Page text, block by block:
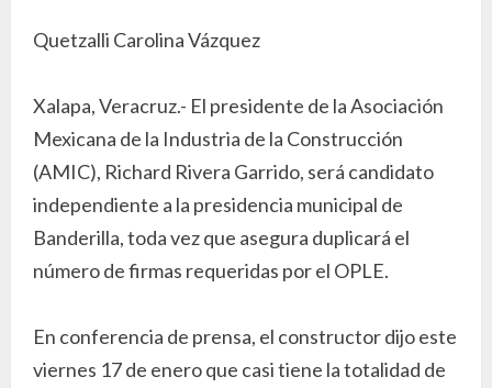
Quetzalli Carolina Vázquez
Xalapa, Veracruz.- El presidente de la Asociación
Mexicana de la Industria de la Construcción
(AMIC), Richard Rivera Garrido, será candidato
independiente a la presidencia municipal de
Banderilla, toda vez que asegura duplicará el
número de firmas requeridas por el OPLE.
En conferencia de prensa, el constructor dijo este
viernes 17 de enero que casi tiene la totalidad de